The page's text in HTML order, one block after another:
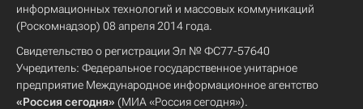
информационных технологий и массовых коммуникаций
(Роскомнадзор) 08 апреля 2014 года.
Свидетельство о регистрации Эл № ФС77-57640
Учредитель: Федеральное государственное унитарное
предприятие Международное информационное агентство
«Россия сегодня» (МИА «Россия сегодня»).